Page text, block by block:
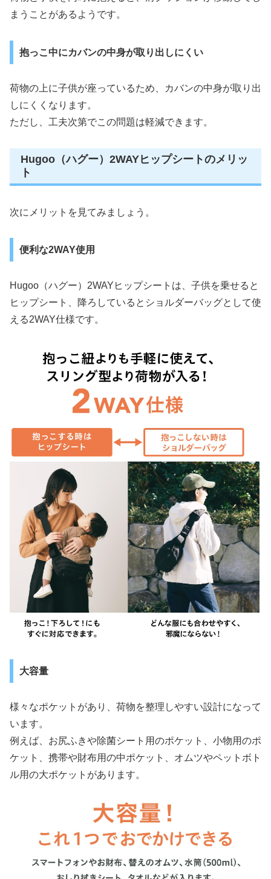
まうことがあるようです。
抱っこ中にカバンの中身が取り出しにくい
荷物の上に子供が座っているため、カバンの中身が取り出
しにくくなります。
ただし、工夫次第でこの問題は軽減できます。
Hugoo（ハグー）2WAYヒップシートのメリッ
ト
次にメリットを見てみましょう。
便利な2WAY使用
Hugoo（ハグー）2WAYヒップシートは、子供を乗せると
ヒップシート、降ろしているとショルダーバッグとして使
える2WAY仕様です。
大容量
様々なポケットがあり、荷物を整理しやすい設計になって
います。
例えば、お尻ふきや除菌シート用のポケット、小物用のポ
ケット、携帯や財布用の中ポケット、オムツやペットボト
ル用の大ポケットがあります。